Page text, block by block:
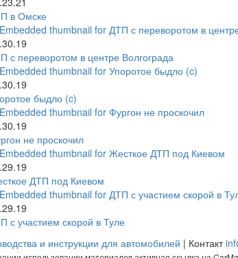
в Омске
с переворотом в центре Волгограда
быдло (c)
не проскочил
ДТП под Киевом
с участием скорой в Туле
и инструкции для автомобилей | Контакт